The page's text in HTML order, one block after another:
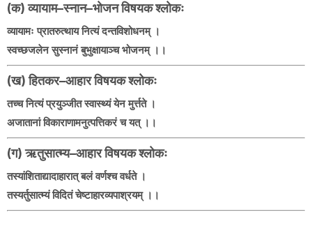
(क) व्यायाम–स्नान–भोजन विषयक श्लोकः
व्यायामः प्रातरुत्थाय नित्यं दन्तविशोधनम् ।
स्वच्छजलेन सुस्नानं बुभुक्षायाञ्च भोजनम् ।।
(ख) हितकर–आहार विषयक श्लोकः
तच्च नित्यं प्रयुञ्जीत स्वास्थ्यं येन मुर्त्तते ।
अजातानां विकाराणामनुत्पत्तिकरं च यत् ।।
(ग) ऋतुसात्म्य–आहार विषयक श्लोकः
तस्यांशिताद्यादाहारात् बलं वर्णश्च वर्धते ।
तस्यर्तुसात्म्यं विदितं चेष्टाहारव्यपाश्रयम् ।।